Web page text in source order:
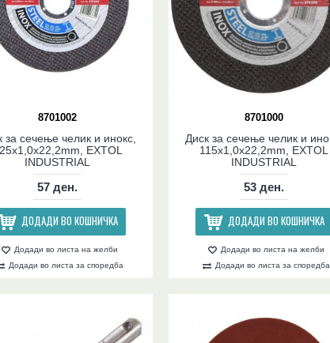
8701002
за сечење челик и инокс,
EXTOL
INDUSTRIAL
57 ден.
ДОДАДИ ВО КОШНИЧКА
Додади во листа на желби
Додади во листа за споредба
8701000
Диск за сечење челик и
115x1,0x22,2mm, EXTOL
INDUSTRIAL
53 ден.
ДОДАДИ ВО КОШНИЧКА
Додади во листа на желби
Додади во листа за споредба